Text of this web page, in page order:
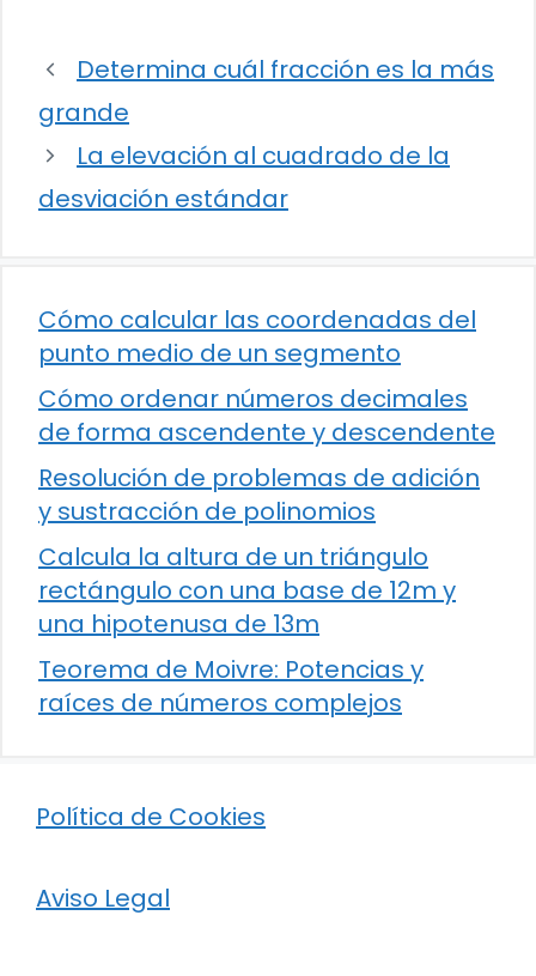
Determina cuál fracción es la más
grande
La elevación al cuadrado de la
desviación estándar
Cómo calcular las coordenadas del
punto medio de un segmento
Cómo ordenar números decimales
de forma ascendente y descendente
Resolución de problemas de adición
y sustracción de polinomios
Calcula la altura de un triángulo
rectángulo con una base de 12m y
una hipotenusa de 13m
Teorema de Moivre: Potencias y
raíces de números complejos
Política de Cookies
Aviso Legal